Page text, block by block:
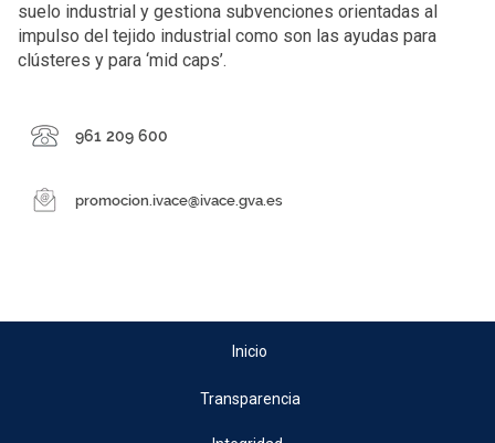
suelo industrial y gestiona subvenciones orientadas al
impulso del tejido industrial como son las ayudas para
clústeres y para ‘mid caps’.
Inicio
Transparencia